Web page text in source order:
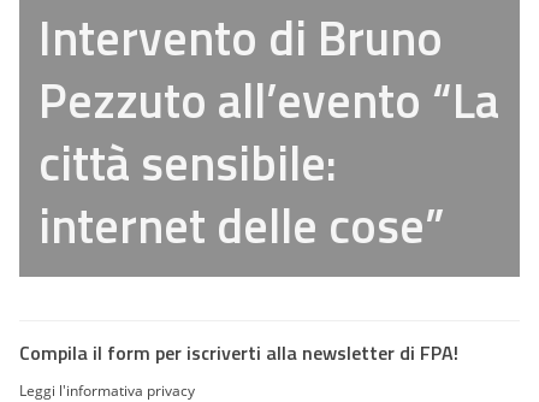
Intervento di Bruno
Pezzuto all’evento “La
città sensibile:
internet delle cose”
Compila il form per iscriverti alla newsletter di FPA!
Leggi l'informativa privacy